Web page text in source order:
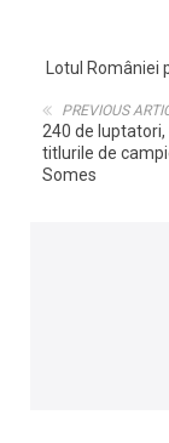
Lotul
PREVIOUS
240 de
titlurile de
Somes